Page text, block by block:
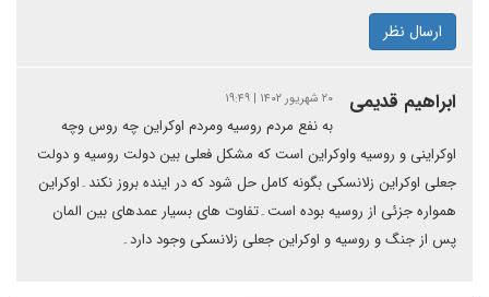
ارسال نظر
ابراهیم قدیمی ۲۰ شهریور ۱۴۰۲ | ۱۹:۴۹
به نفع مردم روسیه ومردم اوکراین چه روس وچه
اوکراینی و روسیه واوکراین است که مشکل فعلی بین دولت روسیه و دولت
جعلی اوکراین زلانسکی بگونه کامل حل شود که در اینده بروز نکند۔اوکراین
همواره جزئی از روسیه بوده است۔تفاوت های بسیار عمدهای بین المان
پس از جنگ و روسیه و اوکراین جعلی زلانسکی وجود دارد۔